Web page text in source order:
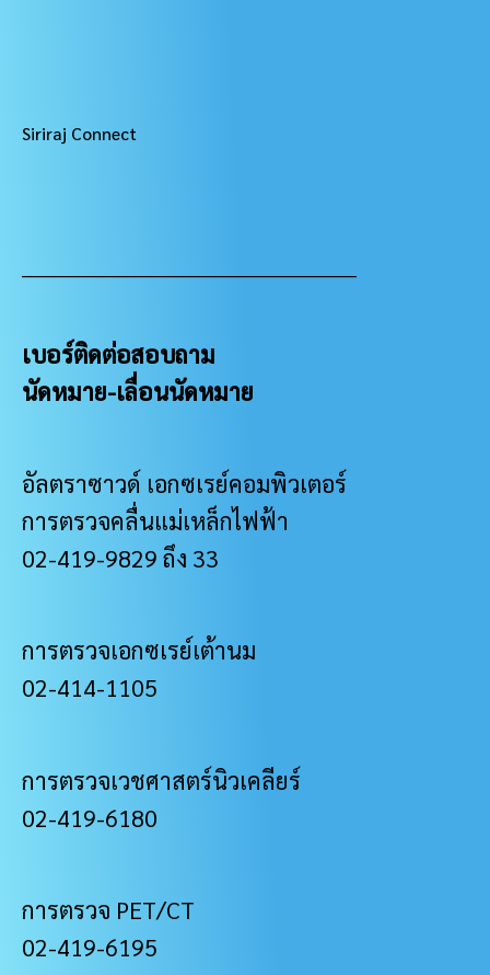
Siriraj Connect
เบอร์ติดต่อสอบถาม
นัดหมาย-เลื่อนนัดหมาย
อัลตราซาวด์ เอกซเรย์คอมพิวเตอร์
การตรวจคลื่นแม่เหล็กไฟฟ้า
02-419-9829 ถึง 33
การตรวจเอกซเรย์เต้านม
02-414-1105
การตรวจเวชศาสตร์นิวเคลียร์
02-419-6180
การตรวจ PET/CT
02-419-6195